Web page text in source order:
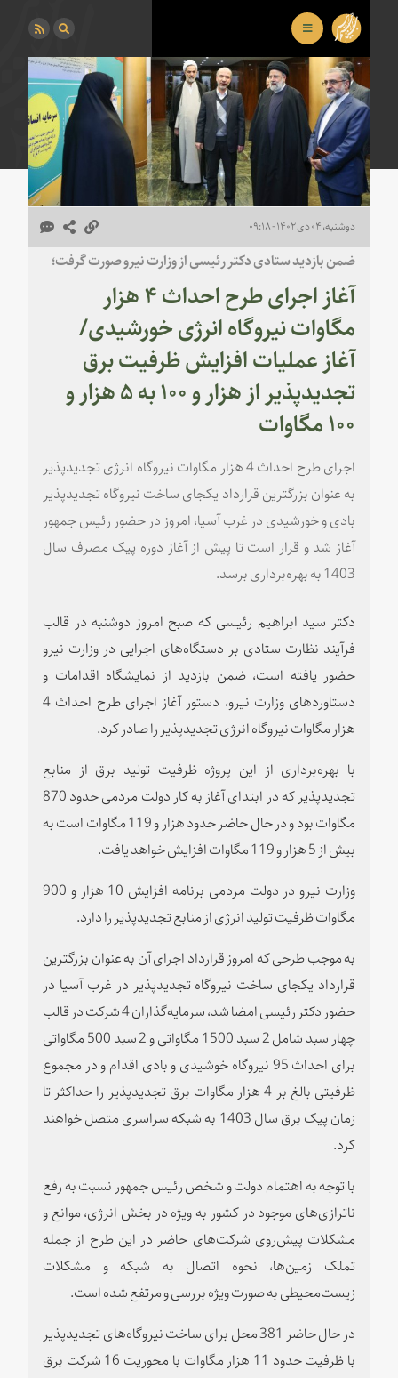
دوشنبه، ۰۴ دی ۱۴۰۲ - ۰۹:۱۸
ضمن بازدید ستادی دکتر رئیسی از وزارت نیرو صورت گرفت؛
آغاز اجرای طرح احداث ۴ هزار
مگاوات نیروگاه انرژی خورشیدی/
آغاز عملیات افزایش ظرفیت برق
تجدیدپذیر از هزار و ۱۰۰ به ۵ هزار و
۱۰۰ مگاوات
اجرای طرح احداث 4 هزار مگاوات نیروگاه انرژی تجدیدپذیر
به عنوان بزرگترین قرارداد یکجای ساخت نیروگاه تجدیدپذیر
بادی و خورشیدی در غرب آسیا، امروز در حضور رئیس جمهور
آغاز شد و قرار است تا پیش از آغاز دوره پیک مصرف سال
1403 به بهره‌برداری برسد.
دکتر سید ابراهیم رئیسی که صبح امروز دوشنبه در قالب
فرآیند نظارت ستادی بر دستگاه‌های اجرایی در وزارت نیرو
حضور یافته است، ضمن بازدید از نمایشگاه اقدامات و
دستاوردهای وزارت نیرو، دستور آغاز اجرای طرح احداث 4
هزار مگاوات نیروگاه انرژی تجدیدپذیر را صادر کرد.
با بهره‌برداری از این پروژه ظرفیت تولید برق از منابع
تجدیدپذیر که در ابتدای آغاز به کار دولت مردمی حدود 870
مگاوات بود و در حال حاضر حدود هزار و 119 مگاوات است به
بیش از 5 هزار و 119 مگاوات افزایش خواهد یافت.
وزارت نیرو در دولت مردمی برنامه افزایش 10 هزار و 900
مگاوات ظرفیت تولید انرژی از منابع تجدیدپذیر را دارد.
به موجب طرحی که امروز قرارداد اجرای آن به عنوان بزرگترین
قرارداد یکجای ساخت نیروگاه تجدیدپذیر در غرب آسیا در
حضور دکتر رئیسی امضا شد، سرمایه‌گذاران 4 شرکت در قالب
چهار سبد شامل 2 سبد 1500 مگاواتی و 2 سبد 500 مگاواتی
برای احداث 95 نیروگاه خوشیدی و بادی اقدام و در مجموع
ظرفیتی بالغ بر 4 هزار مگاوات برق تجدیدپذیر را حداکثر تا
زمان پیک برق سال 1403 به شبکه سراسری متصل خواهند
کرد.
با توجه به اهتمام دولت و شخص رئیس جمهور نسبت به رفع
ناترازی‌های موجود در کشور به ویژه در بخش انرژی، موانع و
مشکلات پیش‌روی شرکت‌های حاضر در این طرح از جمله
تملک زمین‌ها، نحوه اتصال به شبکه و مشکلات
زیست‌محیطی به صورت ویژه بررسی و مرتفع شده است.
در حال حاضر 381 محل برای ساخت نیروگاه‌های تجدیدپذیر
با ظرفیت حدود 11 هزار مگاوات با محوریت 16 شرکت برق